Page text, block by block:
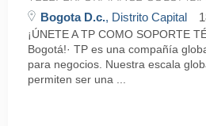
Bogota D.c., Distrito Capital
¡ÚNETE A TP COMO SOPORTE
Bogotá!· TP es una compañía
para negocios. Nuestra escala
permiten ser una ...